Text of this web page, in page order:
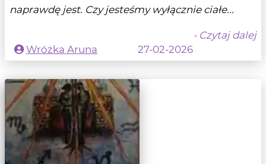
naprawdę jest. Czy jesteśmy wyłącznie ciałe...
- Czytaj dalej
Wróżka Aruna
27-02-2026